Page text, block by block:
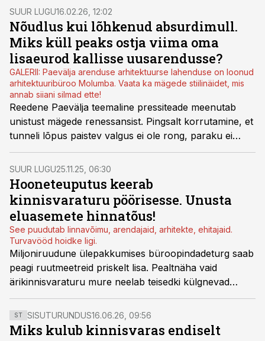
ka teade, et Hepsori I kvartali tulust kadus üle poole
Arendus kui kinnisvaravaldkonna üks
rahamahukamaid segmente määrab valdkonna edasise
arengu. Kui uue pinna kasutussetulek kidub, kannatab
ka sellest sõltuv kinnisvarahalduse segment.
SUUR LUGU16.02.26, 12:02
Nõudlus kui lõhkenud absurdimull.
Miks küll peaks ostja viima oma
lisaeurod kallisse uusarendusse?
GALERII: Paevälja arenduse arhitektuurse lahenduse on loonud
arhitektuuribüroo Molumba. Vaata ka mägede stiilinäidet, mis
annab siiani silmad ette!
Reedene Paevälja teemaline pressiteade meenutab
unistust mägede renessansist. Pingsalt korrutamine, et
tunneli lõpus paistev valgus ei ole rong, paraku ei
muuda vastupidist reaalsust. Elamuarendajatel on
Eestis kitsas: ostjaid on vähe, toodangut üleääre ja
sellele tuleb kõrvalt hunnikuna veel otsagi. Arendajate
seas käibturujagamineniietlaastud lendavad.
Eesti arendusturul käib koondumine.
SUUR LUGU25.11.25, 06:30
Hooneteuputus keerab
kinnisvaraturu pöörisesse. Unusta
eluasemete hinnatõus!
See puudutab linnavõimu, arendajaid, arhitekte, ehitajaid.
Turvavööd hoidke ligi.
Miljoniruudune ülepakkumises büroopindadeturg saab
peagi ruutmeetreid priskelt lisa. Pealtnäha vaid
ärikinnisvaraturu mure neelab teisedki külgnevad
sektorid. Eesti kinnisvaraturg ühes eluasemetega
siseneb seniolematusse pöörisesse. Unelmmõtlemine
enam ei päästa. Vaata, kelle õuele tuleb õnn.
ST SISUTURUNDUS16.06.26, 09:56
Miks kulub kinnisvaras endiselt